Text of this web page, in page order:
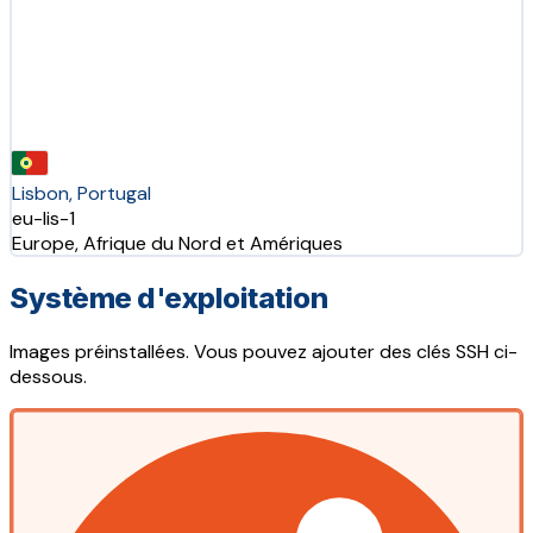
Lisbon, Portugal
eu-lis-1
Europe, Afrique du Nord et Amériques
Système d'exploitation
Images préinstallées. Vous pouvez ajouter des clés SSH ci-
dessous.